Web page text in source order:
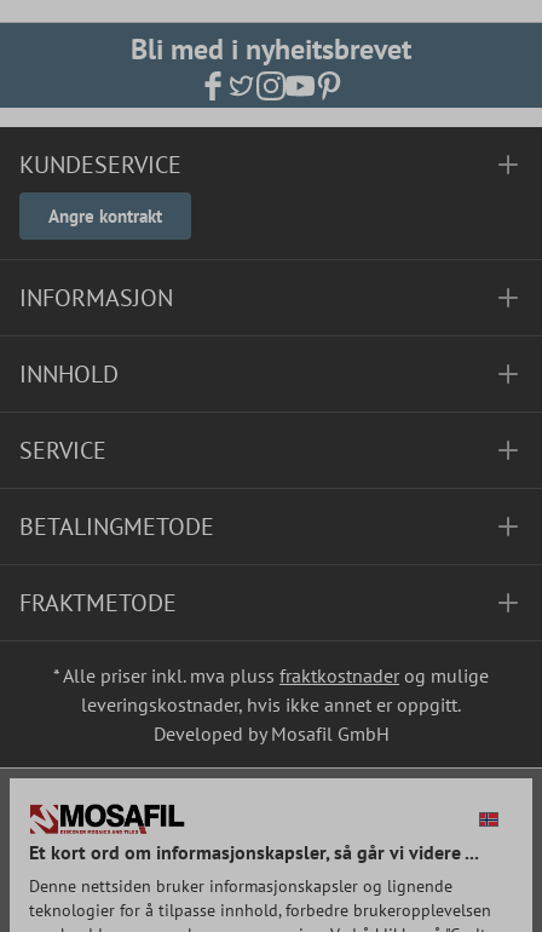
Bli med i nyheitsbrevet
KUNDESERVICE
Angre kontrakt
INFORMASJON
INNHOLD
SERVICE
BETALINGMETODE
FRAKTMETODE
* Alle priser inkl. mva pluss fraktkostnader og mulige
leveringskostnader, hvis ikke annet er oppgitt.
Developed by Mosafil GmbH
Et kort ord om informasjonskapsler, så går vi videre ...
Denne nettsiden bruker informasjonskapsler og lignende
teknologier for å tilpasse innhold, forbedre brukeropplevelsen